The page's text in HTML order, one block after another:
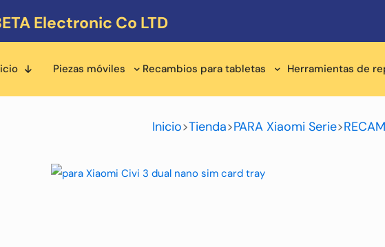
Electronic Co LTD
Piezas móviles Recambios para tabletas Herramientas de
Inicio>Tienda>PARA Xiaomi Serie>